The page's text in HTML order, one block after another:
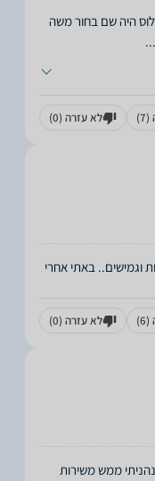
לחנות בקינג גורג 10 קניתי אייפון 8 פלוס היה שם בחור משה
...
(7) לא עזרה (0)
וגמישים.. באתי אחרי
(6) לא עזרה (0)
קניתי בחנות בקינג גורג בירושלים A7 2018 נהניתי ממש משירות